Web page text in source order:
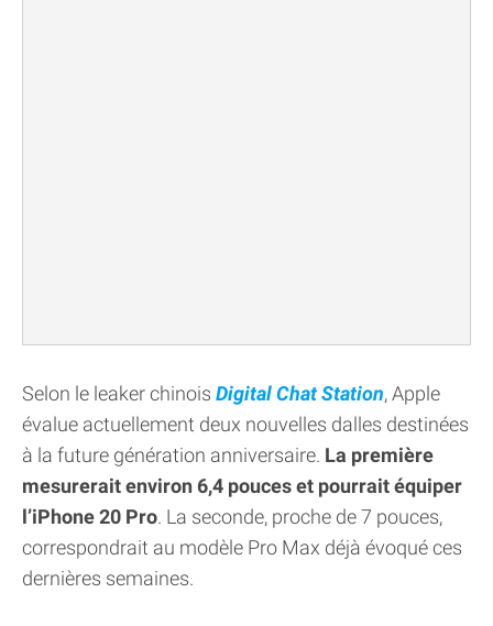
Selon le leaker chinois Digital Chat Station, Apple
évalue actuellement deux nouvelles dalles destinées
à la future génération anniversaire. La première
mesurerait environ 6,4 pouces et pourrait équiper
l’iPhone 20 Pro. La seconde, proche de 7 pouces,
correspondrait au modèle Pro Max déjà évoqué ces
dernières semaines.